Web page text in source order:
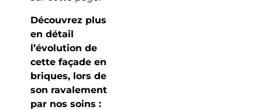
Découvrez plus
en détail
l’évolution de
cette façade en
briques, lors de
son ravalement
par nos soins :